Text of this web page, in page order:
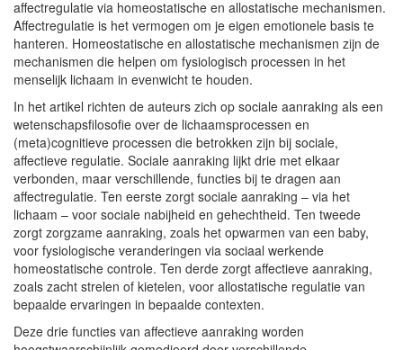
affectregulatie via homeostatische en allostatische mechanismen.
Affectregulatie is het vermogen om je eigen emotionele basis te
hanteren. Homeostatische en allostatische mechanismen zijn de
mechanismen die helpen om fysiologisch processen in het
menselijk lichaam in evenwicht te houden.
In het artikel richten de auteurs zich op sociale aanraking als een
wetenschapsfilosofie over de lichaamsprocessen en
(meta)cognitieve processen die betrokken zijn bij sociale,
affectieve regulatie. Sociale aanraking lijkt drie met elkaar
verbonden, maar verschillende, functies bij te dragen aan
affectregulatie. Ten eerste zorgt sociale aanraking – via het
lichaam – voor sociale nabijheid en gehechtheid. Ten tweede
zorgt zorgzame aanraking, zoals het opwarmen van een baby,
voor fysiologische veranderingen via sociaal werkende
homeostatische controle. Ten derde zorgt affectieve aanraking,
zoals zacht strelen of kietelen, voor allostatische regulatie van
bepaalde ervaringen in bepaalde contexten.
Deze drie functies van affectieve aanraking worden